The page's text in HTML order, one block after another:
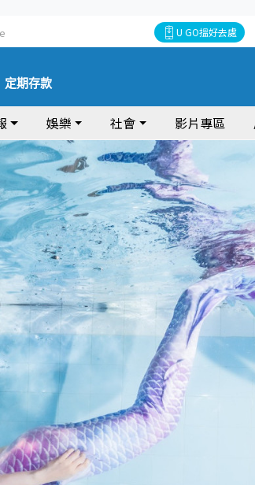
U GO搵好去處
定期存款
娛樂 社會 影片專區